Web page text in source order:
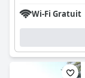
Wi-Fi Gratuit